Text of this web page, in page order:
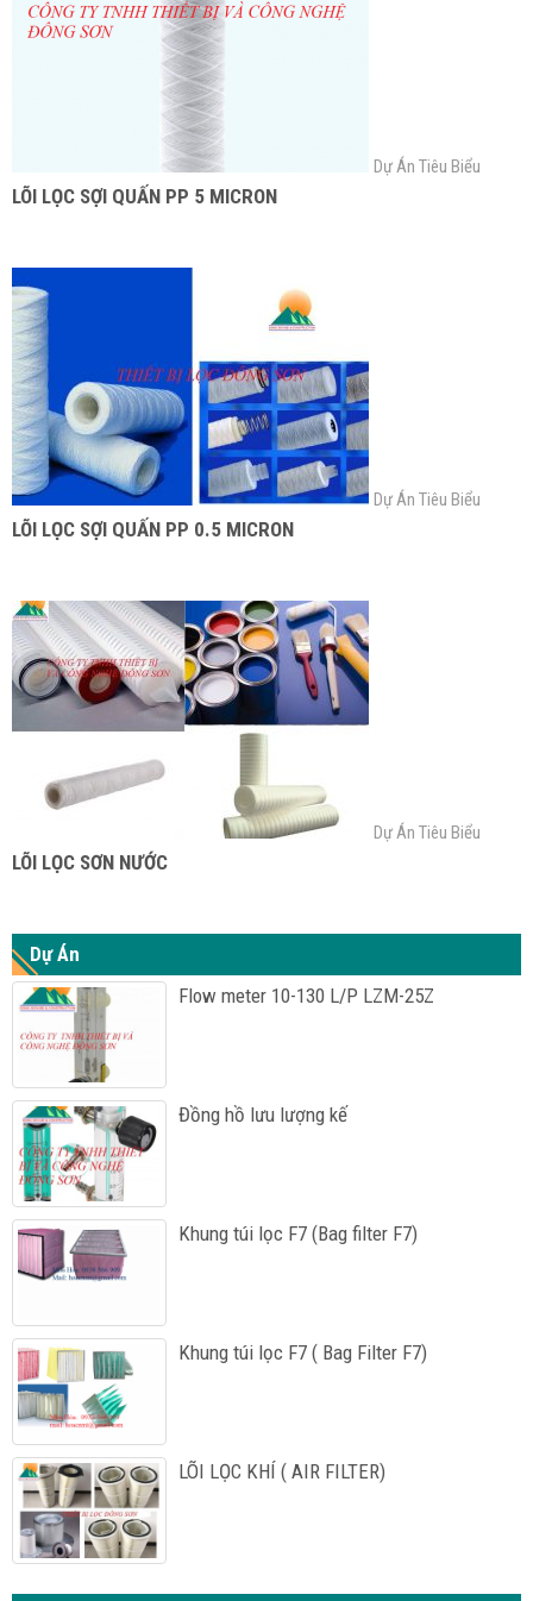
Dự Án Tiêu Biểu
LÕI LỌC SỢI QUẤN PP 5 MICRON
Dự Án Tiêu Biểu
LÕI LỌC SỢI QUẤN PP 0.5 MICRON
Dự Án Tiêu Biểu
LÕI LỌC SƠN NƯỚC
Dự Án
Flow meter 10-130 L/P LZM-25Z
Đồng hồ lưu lượng kế
Khung túi lọc F7 (Bag filter F7)
Khung túi lọc F7 ( Bag Filter F7)
LÕI LỌC KHÍ ( AIR FILTER)